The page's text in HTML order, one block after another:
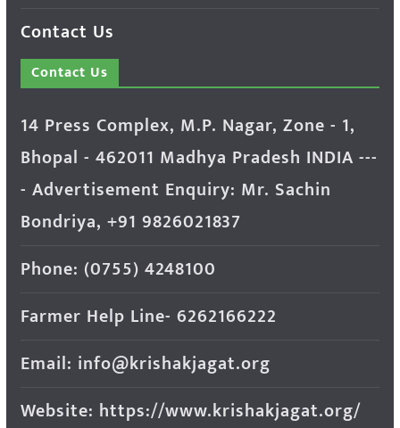
Contact Us
Contact Us
14 Press Complex, M.P. Nagar, Zone - 1,
Bhopal - 462011 Madhya Pradesh INDIA ---
- Advertisement Enquiry: Mr. Sachin
Bondriya, +91 9826021837
Phone: (0755) 4248100
Farmer Help Line- 6262166222
Email: info@krishakjagat.org
Website: https://www.krishakjagat.org/